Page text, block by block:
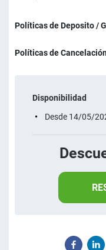
Políticas de Deposito /
Políticas de
Disponibilidad
Desde 14/05/